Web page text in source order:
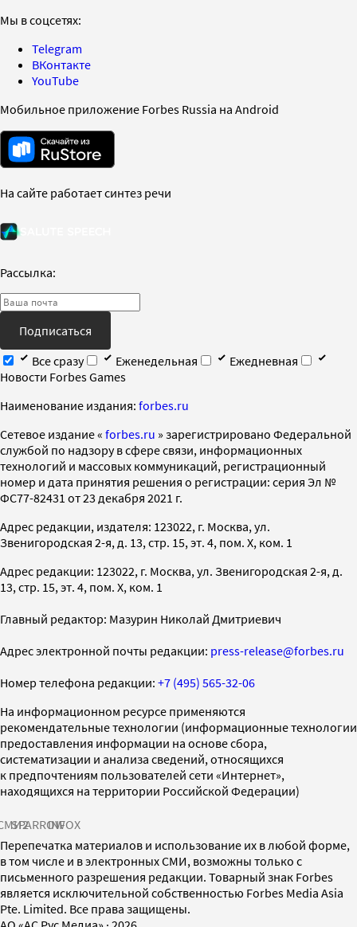
Мы в соцсетях:
Telegram
ВКонтакте
YouTube
Мобильное приложение Forbes Russia на Android
На сайте работает синтез речи
Рассылка:
Подписаться
Все сразу
Еженедельная
Ежедневная
Новости Forbes Games
Наименование издания: forbes.ru
Cетевое издание « forbes.ru » зарегистрировано Федеральной
службой по надзору в сфере связи, информационных
технологий и массовых коммуникаций, регистрационный
номер и дата принятия решения о регистрации: серия Эл №
ФС77-82431 от 23 декабря 2021 г.
Адрес редакции, издателя: 123022, г. Москва, ул.
Звенигородская 2-я, д. 13, стр. 15, эт. 4, пом. X, ком. 1
Адрес редакции: 123022, г. Москва, ул. Звенигородская 2-я, д.
13, стр. 15, эт. 4, пом. X, ком. 1
Главный редактор: Мазурин Николай Дмитриевич
Адрес электронной почты редакции: press-release@forbes.ru
Номер телефона редакции: +7 (495) 565-32-06
На информационном ресурсе применяются
рекомендательные технологии (информационные технологии
предоставления информации на основе сбора,
систематизации и анализа сведений, относящихся
к предпочтениям пользователей сети «Интернет»,
находящихся на территории Российской Федерации)
SPARROWINFOX
Перепечатка материалов и использование их в любой форме,
в том числе и в электронных СМИ, возможны только с
письменного разрешения редакции. Товарный знак Forbes
является исключительной собственностью Forbes Media Asia
Pte. Limited. Все права защищены.